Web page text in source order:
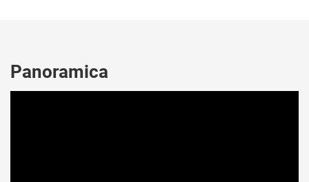
Panoramica